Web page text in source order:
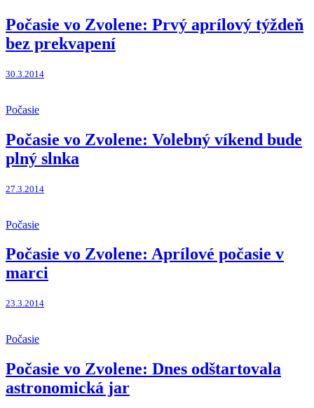
Počasie vo Zvolene: Prvý aprílový týždeň
bez prekvapení
30.3.2014
Počasie
Počasie vo Zvolene: Volebný víkend bude
plný slnka
27.3.2014
Počasie
Počasie vo Zvolene: Aprílové počasie v
marci
23.3.2014
Počasie
Počasie vo Zvolene: Dnes odštartovala
astronomická jar